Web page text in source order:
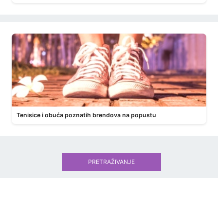
Tenisice i obuća poznatih brendova na popustu
PRETRAŽIVANJE